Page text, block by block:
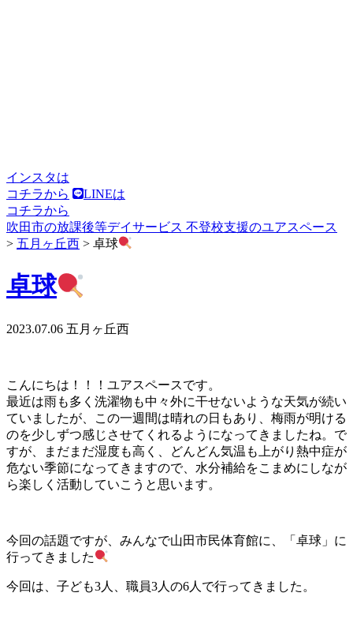
インスタは
コチラから
LINEは
コチラから
吹田市の放課後等デイサービス 不登校支援のユアスペース
> 五月ヶ丘西 > 卓球
卓球
2023.07.06 五月ヶ丘西
こんにちは！！！ユアスペースです。
最近は雨も多く洗濯物も中々外に干せないような天気が続い
ていましたが、この一週間は晴れの日もあり、梅雨が明ける
のを少しずつ感じさせてくれるようになってきましたね。で
すが、まだまだ湿度も高く、どんどん気温も上がり熱中症が
危ない季節になってきますので、水分補給をこまめにしなが
ら楽しく活動していこうと思います。
今回の話題ですが、みんなで山田市民体育館に、「卓球」に
行ってきました
今回は、子ども3人、職員3人の6人で行ってきました。